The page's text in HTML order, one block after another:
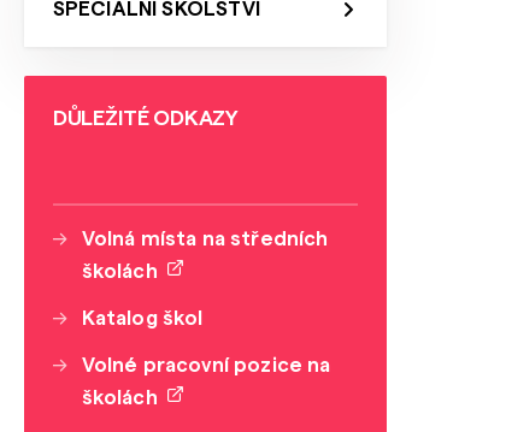
SPECIÁLNÍ ŠKOLSTVÍ
DŮLEŽITÉ ODKAZY
Volná místa na středních
školách
Katalog škol
Volné pracovní pozice na
školách